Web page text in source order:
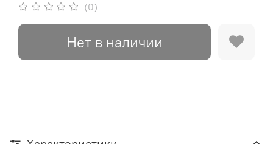
(0)
Нет в наличии